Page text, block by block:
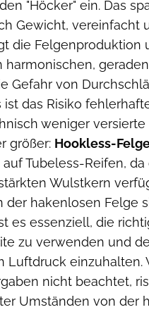
"Höcker" ein. Das
Gewicht, vereinfacht
die Felgenproduktion
harmonischen,
Gefahr von
ist das Risiko
weniger versierte
größer: Hookless-
Tubeless-Reifen, da
Wulstkern
der hakenlosen Felge
es essenziell, die
zu verwenden und
Luftdruck einzuhalten.
nicht beachtet,
Umständen von der